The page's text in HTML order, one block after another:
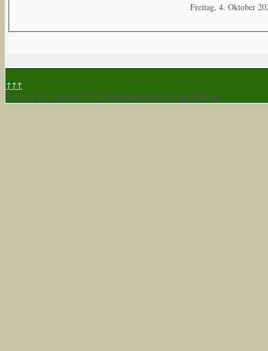
Freitag, 4. Oktober
↑↑↑
Samstag, 08. August 2026 Template designed by LernVid.com